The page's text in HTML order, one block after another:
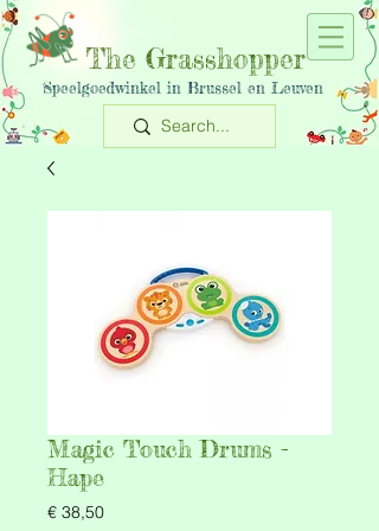
The Grasshopper
Speelgoedwinkel in Brussel en Leuven
Magic Touch Drums -
Hape
€ 38,50Prijs